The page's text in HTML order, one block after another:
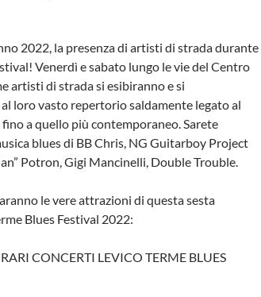
2022, la presenza di artisti di strada durante
Venerdì e sabato lungo le vie del Centro
artisti di strada si esibiranno e si
loro vasto repertorio saldamente legato al
a quello più contemporaneo. Sarete
blues di BB Chris, NG Guitarboy Project
Potron, Gigi Mancinelli, Double Trouble.
le vere attrazioni di questa sesta
Blues Festival 2022:
CONCERTI LEVICO TERME BLUES